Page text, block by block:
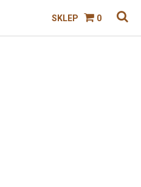
SKLEP 0